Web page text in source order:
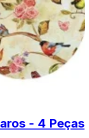
- 4 Peças